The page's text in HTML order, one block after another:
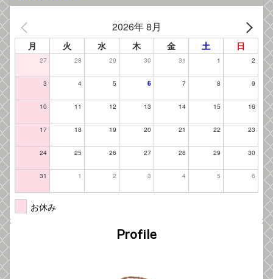
2026年 8月
月 火 水 木 金 土 日
27 28 29 30 31 1 2
3 4 5 6 7 8 9
10 11 12 13 14 15 16
17 18 19 20 21 22 23
24 25 26 27 28 29 30
31 1 2 3 4 5 6
お休み
Profile